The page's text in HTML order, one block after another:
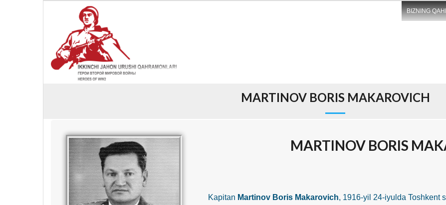
BIZNING
MARTINOV BORIS MAKAROVICH
MARTINOV BORIS
Kapitan Martinov Boris Makarovich, 1916-yil 24-iyulda Toshkent